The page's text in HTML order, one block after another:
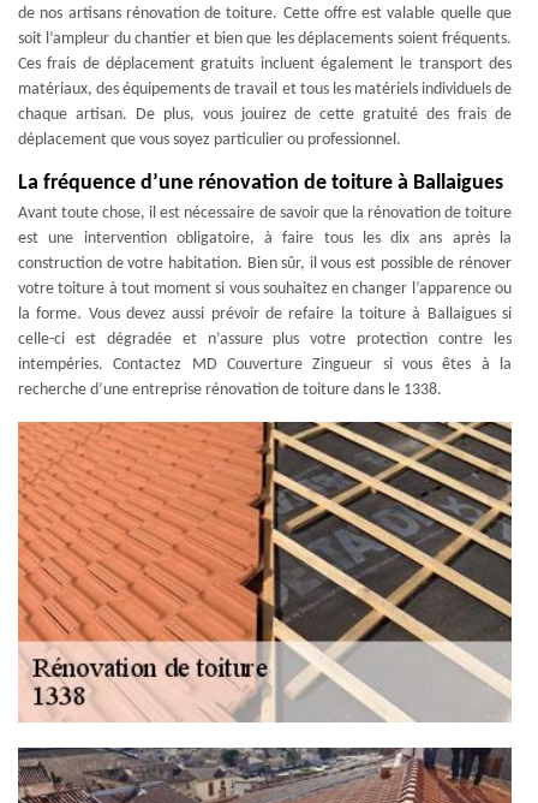
de nos artisans rénovation de toiture. Cette offre est valable quelle que
soit l’ampleur du chantier et bien que les déplacements soient fréquents.
Ces frais de déplacement gratuits incluent également le transport des
matériaux, des équipements de travail et tous les matériels individuels de
chaque artisan. De plus, vous jouirez de cette gratuité des frais de
déplacement que vous soyez particulier ou professionnel.
La fréquence d’une rénovation de toiture à Ballaigues
Avant toute chose, il est nécessaire de savoir que la rénovation de toiture
est une intervention obligatoire, à faire tous les dix ans après la
construction de votre habitation. Bien sûr, il vous est possible de rénover
votre toiture à tout moment si vous souhaitez en changer l’apparence ou
la forme. Vous devez aussi prévoir de refaire la toiture à Ballaigues si
celle-ci est dégradée et n’assure plus votre protection contre les
intempéries. Contactez MD Couverture Zingueur si vous êtes à la
recherche d’une entreprise rénovation de toiture dans le 1338.